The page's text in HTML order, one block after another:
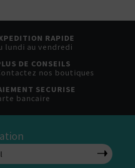
RAPIDE
lundi au vendredi
DE CONSEILS
nos boutiques
SECURISE
bancaire